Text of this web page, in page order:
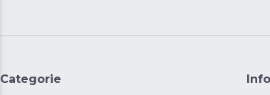
Categorie